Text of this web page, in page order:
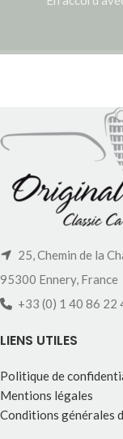
25, Chemin de la
95300 Ennery, France
+33 (0) 1 40 86 22
LIENS UTILES
Politique de
Mentions légales
Conditions générales